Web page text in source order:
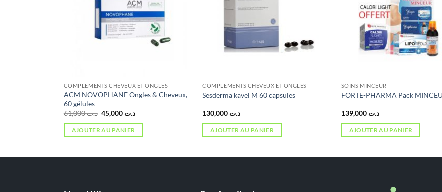
COMPLÉMENTS CHEVEUX ET ONGLES
ACM NOVOPHANE Ongles & Cheveux,
60 gélules
د.ت61,000
Le
prix
initial
était :
د.تLe
actuel
AJOUTER AU PANIER
COMPLÉMENTS CHEVEUX ET ONGLES
Sesderma kavel M 60 capsules
د.ت
AJOUTER AU PANIER
SOINS MINCEUR
FORTE-PHARMA Pack
د.ت 139,000
AJOUTER AU PANIER